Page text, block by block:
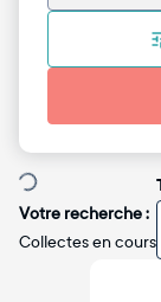
Votre recherche :
Collectes en cours